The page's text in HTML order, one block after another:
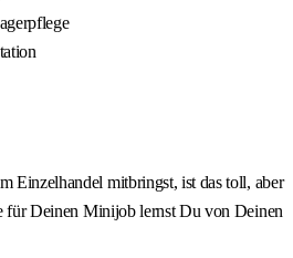
Einzelhandel mitbringst, ist das toll, aber
für Deinen Minijob lernst Du von Deinen